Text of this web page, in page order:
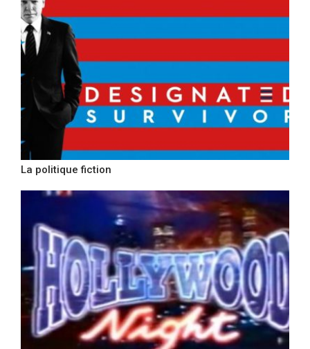
La politique fiction